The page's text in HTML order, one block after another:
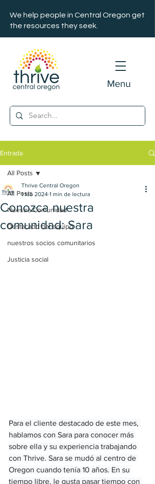
We help people in Central Oregon get
the resources they seek.
Menu
Entrada
All Posts
Nuestra Comunidad
Destacado del equipo
nuestros socios comunitarios
Justicia social
All Posts
Conozca nuestra
comunidad: Sara
Thrive Central Oregon
1 feb 2024 1 min de lectura
Para el cliente destacado de este mes,
hablamos con Sara para conocer más
sobre ella y su experiencia trabajando
con Thrive. Sara se mudó al centro de
Oregon cuando tenía 10 años. En su
tiempo libre, le gusta pasar tiempo con